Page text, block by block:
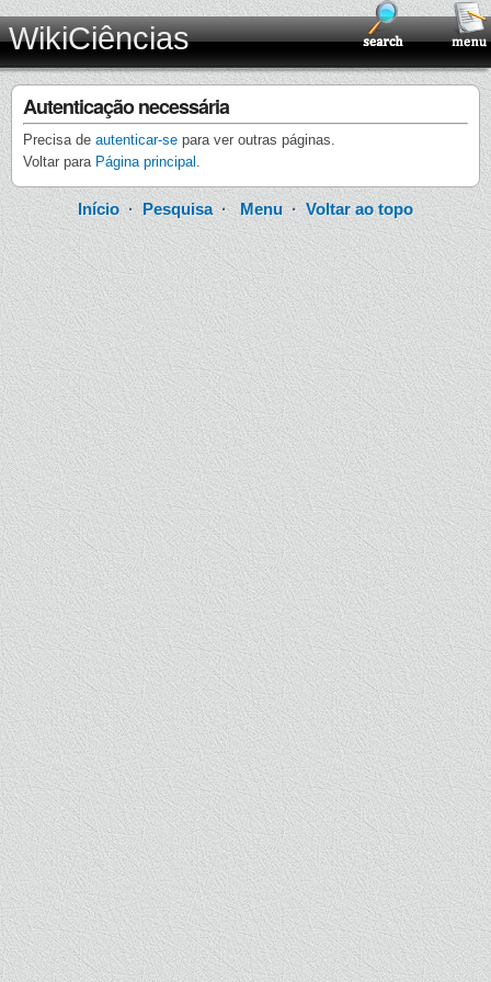
WikiCiências
Autenticação necessária
Precisa de autenticar-se para ver outras páginas.
Voltar para Página principal .
Início · Pesquisa·Menu ·Voltar ao topo